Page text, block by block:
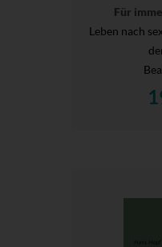
Für
Leben nach